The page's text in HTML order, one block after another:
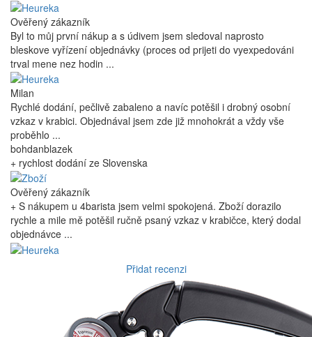
Ověřený zákazník
Byl to můj první nákup a s údivem jsem sledoval naprosto
bleskove vyřízení objednávky (proces od prijeti do vyexpedováni
trval mene nez hodin ...
Milan
Rychlé dodání, pečlivě zabaleno a navíc potěšil i drobný osobní
vzkaz v krabici. Objednával jsem zde již mnohokrát a vždy vše
proběhlo ...
bohdanblazek
+ rychlost dodání ze Slovenska
Ověřený zákazník
+ S nákupem u 4barista jsem velmi spokojená. Zboží dorazilo
rychle a mile mě potěšil ručně psaný vzkaz v krabičce, který dodal
objednávce ...
Přidat recenzi